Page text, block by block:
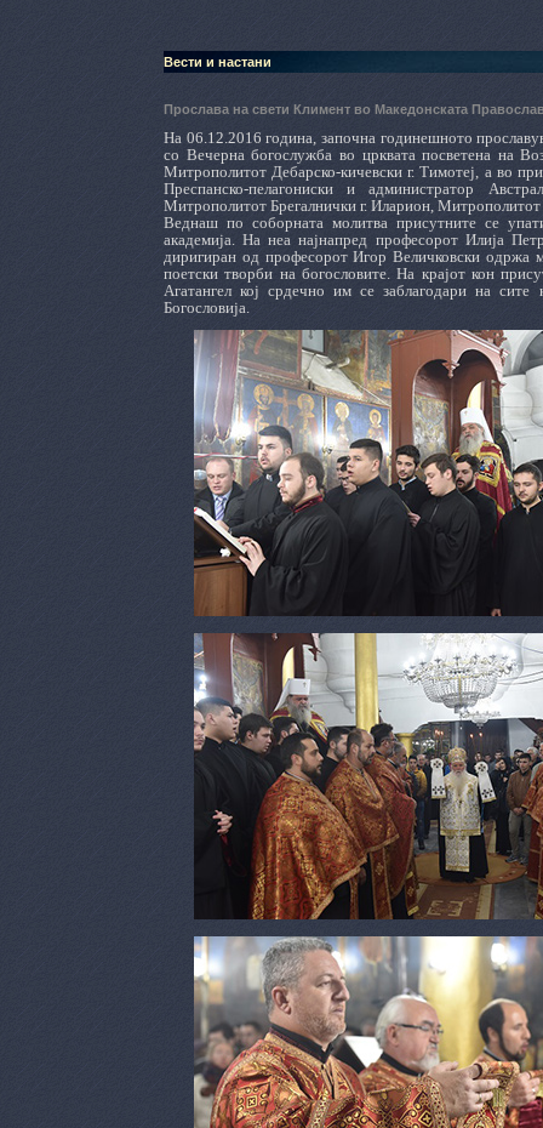
Вести и настани
Прослава на свети Климент во Македонската
На 06.12.2016 година, започна годинешното
со Вечерна богослужба во црквата посветена на
Митрополитот Дебарско-кичевски г. Тимотеј, а во
Преспанско-пелагониски и администратор
Митрополитот Брегалнички г. Иларион, Митрополитот
Веднаш по соборната молитва присутните се
академија. На неа најнапред професорот Илија
диригиран од професорот Игор Величковски одржа
поетски творби на богословите. На крајот кон
Агатангел кој срдечно им се заблагодари на
Богословија.